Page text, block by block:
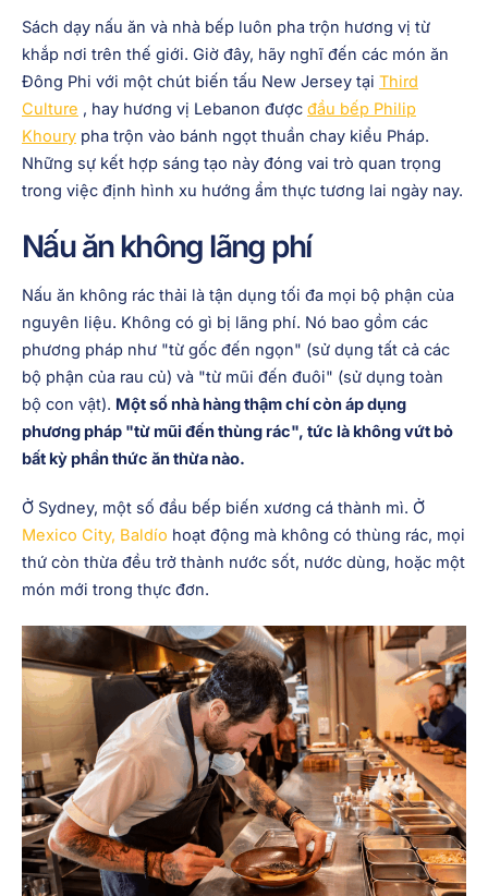
Sách dạy nấu ăn và nhà bếp luôn pha trộn hương vị từ
khắp nơi trên thế giới. Giờ đây, hãy nghĩ đến các món ăn
Đông Phi với một chút biến tấu New Jersey tại Third
Culture , hay hương vị Lebanon được đầu bếp Philip
Khoury pha trộn vào bánh ngọt thuần chay kiểu Pháp.
Những sự kết hợp sáng tạo này đóng vai trò quan trọng
trong việc định hình xu hướng ẩm thực tương lai ngày nay.
Nấu ăn không lãng phí
Nấu ăn không rác thải là tận dụng tối đa mọi bộ phận của
nguyên liệu. Không có gì bị lãng phí. Nó bao gồm các
phương pháp như "từ gốc đến ngọn" (sử dụng tất cả các
bộ phận của rau củ) và "từ mũi đến đuôi" (sử dụng toàn
bộ con vật). Một số nhà hàng thậm chí còn áp dụng
phương pháp "từ mũi đến thùng rác", tức là không vứt bỏ
bất kỳ phần thức ăn thừa nào.
Ở Sydney, một số đầu bếp biến xương cá thành mì. Ở
Mexico City, Baldío hoạt động mà không có thùng rác, mọi
thứ còn thừa đều trở thành nước sốt, nước dùng, hoặc một
món mới trong thực đơn.